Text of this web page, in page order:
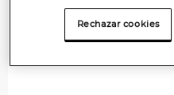
Rechazar cookies